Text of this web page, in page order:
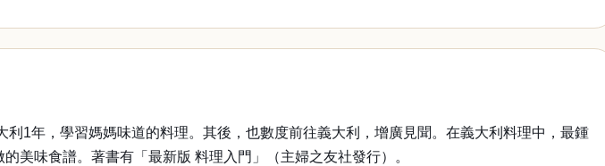
1年，學習媽媽味道的料理。其後，也數度前往義大利，增廣見聞。在義大利料理中，最鍾
美味食譜。著書有「最新版 料理入門」（主婦之友社發行）。